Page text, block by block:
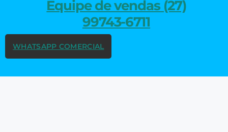
Equipe de vendas (27)
99743-6711
WHATSAPP COMERCIAL